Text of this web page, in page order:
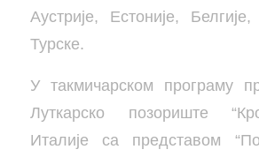
Аустрије, Естоније,
Турске.
У такмичарском програму
Луткарско позориште
Италије са представом